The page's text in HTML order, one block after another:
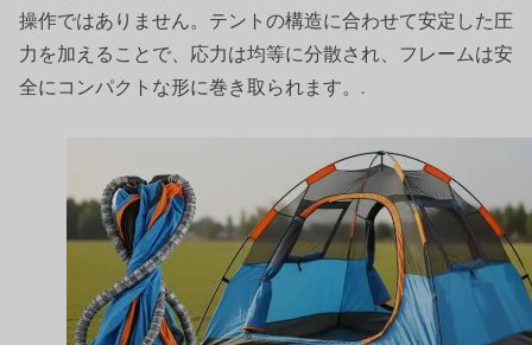
操作ではありません。テントの構造に合わせて安定した圧
力を加えることで、応力は均等に分散され、フレームは安
全にコンパクトな形に巻き取られます。.